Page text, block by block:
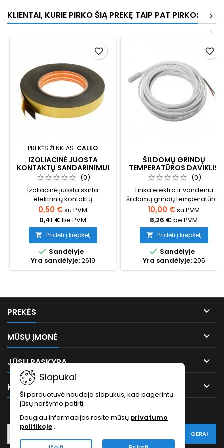
nenumatytų išlaidų, tik...
nenumatytų išlaidų, tik...
KLIENTAI, KURIE PIRKO ŠIĄ PREKĘ TAIP PAT PIRKO:
>
<
PREKĖS ŽENKLAS: CALEO
IZOLIACINĖ JUOSTA
KONTAKTŲ SANDARINIMUI
8 CM
(0)
Izoliacinė juosta skirta
elektrinių kontaktų
sandarinimui.Pilnas rulonas
40 metrųGalima atkirpti
mažesnius ilgiusKilmės šalis:
Pietų Korėja1 vnt - 8 cm8 cm
yra idealus izoliacijos ilgis
vieno kontakto saugiam
užsandarinimui.Vienai
plėvelės juostai reikalingi 4
0,50 €su PVM
0,41 € be PVM
 Pridėti į krepšelį
 Sandėlyje
Yra sandėlyje:2619
favorite_border
ŠILDOMŲ GRINDŲ
TEMPERATŪROS DAVIKLIS
(0)
Tinka elektra ir vandeniu
šildomų grindų temperatūros
matavimui.Varža 10 [kΩ] Ilgis
3 metrai
10,00 €su PVM
8,26 € be PVM
 Pridėti į krepšelį
 Sandėlyje
Yra sandėlyje:205
favorite_border
PREKĖS 
MŪSŲ ĮMONĖ 
JŪSŲ PASKYRA 
KONTAKTAI 
Slapukai
Ši parduotuvė naudoja slapukus, kad pagerintų
jūsų naršymo patirtį.
Daugiau informacijos rasite mūsų privatumo
politikoje .
NAUJĖLAIŠKIS